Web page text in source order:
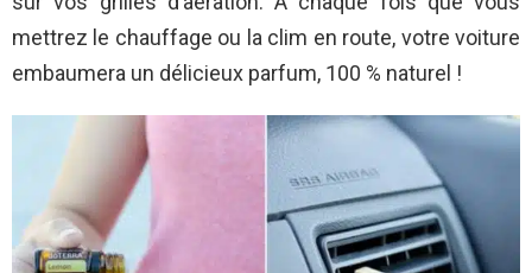
mettrez le chauffage ou la clim en route, votre voiture
embaumera un délicieux parfum, 100 % naturel !